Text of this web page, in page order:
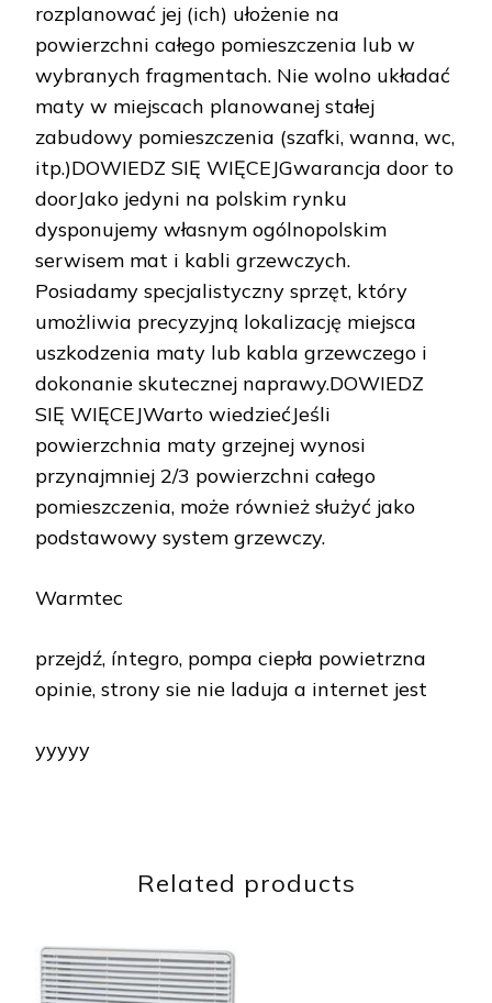
rozplanować jej (ich) ułożenie na
powierzchni całego pomieszczenia lub w
wybranych fragmentach. Nie wolno układać
maty w miejscach planowanej stałej
zabudowy pomieszczenia (szafki, wanna, wc,
itp.)DOWIEDZ SIĘ WIĘCEJGwarancja door to
doorJako jedyni na polskim rynku
dysponujemy własnym ogólnopolskim
serwisem mat i kabli grzewczych.
Posiadamy specjalistyczny sprzęt, który
umożliwia precyzyjną lokalizację miejsca
uszkodzenia maty lub kabla grzewczego i
dokonanie skutecznej naprawy.DOWIEDZ
SIĘ WIĘCEJWarto wiedziećJeśli
powierzchnia maty grzejnej wynosi
przynajmniej 2/3 powierzchni całego
pomieszczenia, może również służyć jako
podstawowy system grzewczy.
Warmtec
przejdź, íntegro, pompa ciepła powietrzna
opinie, strony sie nie laduja a internet jest
yyyyy
Related products